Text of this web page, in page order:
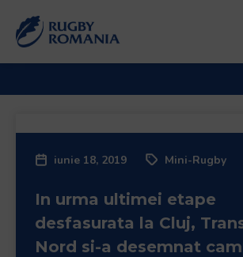
in
iunie 18, 2019 Mini-Rugby
In urma ultimei etape
desfasurata la Cluj,
Nord si-a desemnat